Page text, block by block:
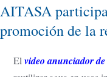
AITASA
promoción de la
Elvideo anunciador